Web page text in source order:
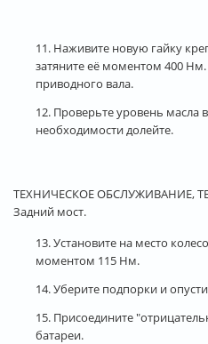
11. Наживите новую гайку
затяните её моментом 400
приводного вала.
12. Проверьте уровень масла
необходимости долейте.
ТЕХНИЧЕСКОЕ ОБСЛУЖИВАНИЕ,
Задний мост.
13. Установите на место
моментом 115 Нм.
14. Уберите подпорки и
15. Присоедините
батареи.